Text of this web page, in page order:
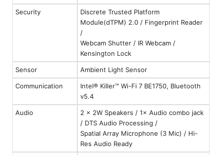
Security
Discrete Trusted Platform
Module(dTPM) 2.0 / Fingerprint Reader
/
Webcam Shutter / IR Webcam /
Kensington Lock
Sensor Ambient Light Sensor
Communication
Intel® Killer™ Wi-Fi 7 BE1750, Bluetooth
v5.4
Audio
2 × 2W Speakers / 1× Audio combo jack
/ DTS Audio Processing /
Spatial Array Microphone (3 Mic) / Hi-
Res Audio Ready